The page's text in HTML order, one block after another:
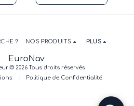
EuroNav
© 2026 Tous droits réservés
| Politique de Confidentialité
? NOS PRODUITS PLUS